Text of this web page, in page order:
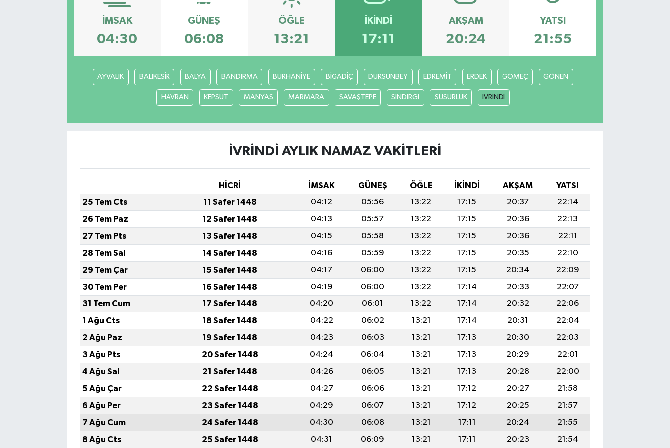
İMSAK
04:30
GÜNEŞ
06:08
ÖĞLE
13:21
İKINDI
17:11
AKŞAM
20:24
YATSI
21:55
AYVALIK BALIKESİR BALYA BANDIRMA BURHANİYE BİGADİÇ DURSUNBEY EDREMİT ERDEK GÖMEÇ GÖNEN
HAVRAN KEPSUT MANYAS MARMARA SAVAŞTEPE SINDIRGI SUSURLUK İVRİNDİ
İVRİNDİ AYLIK NAMAZ VAKITLERI
HİCRİ İMSAK GÜNEŞ ÖĞLE İKINDI AKŞAM
YATSI
25 Tem Cts
11 Safer 1448 04:12 05:56 13:22 17:15 20:37
22:14
26 Tem Paz
12 Safer 1448 04:13 05:57 13:22 17:15 20:36
22:13
27 Tem Pts
13 Safer 1448 04:15 05:58 13:22 17:15 20:36
22:11
28 Tem Sal
14 Safer 1448 04:16 05:59 13:22 17:15 20:35
22:10
29 Tem Çar
15 Safer 1448 04:17 06:00 13:22 17:15 20:34
22:09
30 Tem Per
16 Safer 1448 04:19 06:00 13:22 17:14 20:33
22:07
31 Tem Cum
17 Safer 1448 04:20 06:01 13:22 17:14 20:32
22:06
1 Ağu Cts
18 Safer 1448 04:22 06:02 13:21 17:14 20:31
22:04
2 Ağu Paz
19 Safer 1448 04:23 06:03 13:21 17:13 20:30
22:03
3 Ağu Pts
20 Safer 1448 04:24 06:04 13:21 17:13 20:29
22:01
4 Ağu Sal
21 Safer 1448 04:26 06:05 13:21 17:13 20:28
22:00
5 Ağu Çar
22 Safer 1448 04:27 06:06 13:21 17:12 20:27
21:58
6 Ağu Per
23 Safer 1448 04:29 06:07 13:21 17:12 20:25
21:57
7 Ağu Cum
24 Safer 1448 04:30 06:08 13:21 17:11 20:24
21:55
8 Ağu Cts
25 Safer 1448 04:31 06:09 13:21 17:11 20:23
21:54
KÜLTÜR SANAT